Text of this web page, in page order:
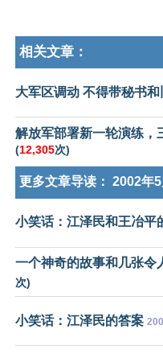
相关文章：
大军区调动 不得带秘书和
解放军部署新一轮演练，
(12,305次)
更多文章导读： 2002年5
小笑话：江泽民和王冶平
一个神奇的故事和几张令
次)
小笑话：江泽民的答案